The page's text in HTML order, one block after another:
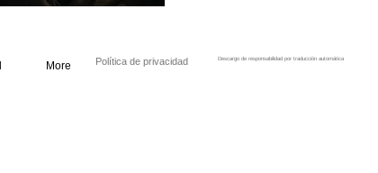
More Política de privacidad Descargo de responsabilidad por traducción automática